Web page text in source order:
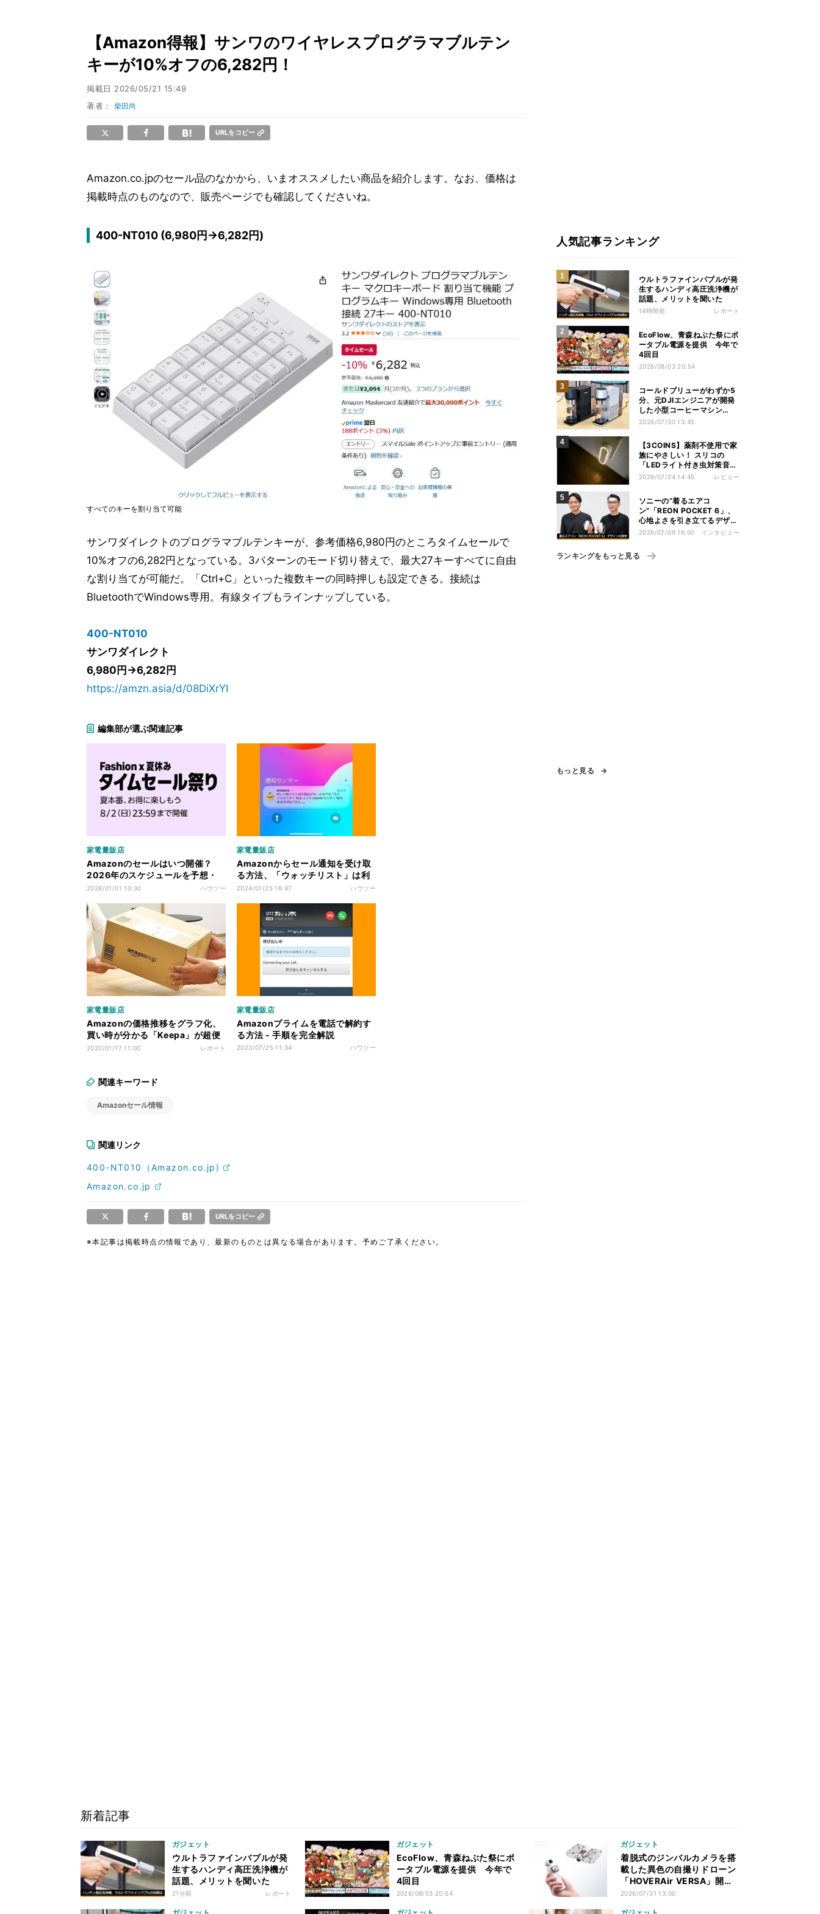
【Amazon得報】サンワのワイヤレスプログラマブルテン
キーが10%オフの6,282円！
掲載日 2026/05/21 15:49
著者：柴田尚
URLをコピー
Amazon.co.jpのセール品のなかから、いまオススメしたい商品を紹介します。なお、価格は
掲載時点のものなので、販売ページでも確認してくださいね。
400-NT010 (6,980円→6,282円)
すべてのキーを割り当て可能
サンワダイレクトのプログラマブルテンキーが、参考価格6,980円のところタイムセールで
10%オフの6,282円となっている。3パターンのモード切り替えで、最大27キーすべてに自由
な割り当てが可能だ。「Ctrl+C」といった複数キーの同時押しも設定できる。接続は
BluetoothでWindows専用。有線タイプもラインナップしている。
400-NT010
サンワダイレクト
6,980円→6,282円
https://amzn.asia/d/08DiXrYI
編集部が選ぶ関連記事
家電量販店
Amazonのセールはいつ開催？
2026年のスケジュールを予想・
速報
2026/01/01 10:30 ハウツー
家電量販店
Amazonからセール通知を受け取
る方法、「ウォッチリスト」は利
用不可に
2024/01/25 16:47 ハウツー
家電量販店
Amazonの価格推移をグラフ化、
買い時が分かる「Keepa」が超便
利！
2020/01/17 11:00 レポート
家電量販店
Amazonプライムを電話で解約す
る方法 - 手順を完全解説
2023/07/25 11:34 ハウツー
関連キーワード
Amazonセール情報
関連リンク
400-NT010（Amazon.co.jp)
Amazon.co.jp
URLをコピー
※本記事は掲載時点の情報であり、最新のものとは異なる場合があります。予めご了承ください。
人気記事ランキング
ウルトラファインバブルが発
生するハンディ高圧洗浄機が
話題、メリットを聞いた
14時間前 レポート
EcoFlow、青森ねぶた祭にポ
ータブル電源を提供 今年で
4回目
2026/08/03 20:54
コールドブリューがわずか5
分、元DJIエンジニアが開発
した小型コーヒーマシン
「Brezi」
2026/07/30 13:45
【3COINS】薬剤不使用で家
族にやさしい！ スリコの
「LEDライト付き虫対策音波
器」を使ってみた
2026/07/24 14:45 レビュー
ソニーの“着るエアコ
ン”「REON POCKET 6」、
心地よさを引き立てるデザイ
ンの美学
2026/07/09 16:00 インタビュー
ランキングをもっと見る
もっと見る
新着記事
ガジェット
ウルトラファインバブルが発
生するハンディ高圧洗浄機が
話題、メリットを聞いた
21分前 レポート
ガジェット
EcoFlow、青森ねぶた祭にポ
ータブル電源を提供 今年で
4回目
2026/08/03 20:54
ガジェット
着脱式のジンバルカメラを搭
載した異色の自撮りドローン
「HOVERAir VERSA」開発
発表
2026/07/31 13:00